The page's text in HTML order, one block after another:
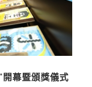
幕暨頒獎儀式